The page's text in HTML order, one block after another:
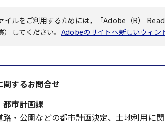
イルをご利用するためには，「Adobe（R）
）してください。 Adobeのサイトへ新しいウィン
関するお問合せ
市計画課
・公園などの都市計画決定、土地利用に